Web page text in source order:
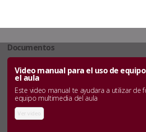
Documentos
Video manual para el uso de
el aula
Este video manual te ayudara a utilizar de
equipo multimedia del aula
Ver video